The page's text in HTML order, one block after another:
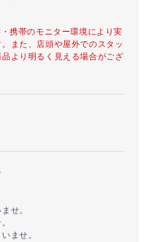
携帯のモニター環境により実
また、店頭や屋外でのスタッ
より明るく見える場合がござ
せ。
ませ。